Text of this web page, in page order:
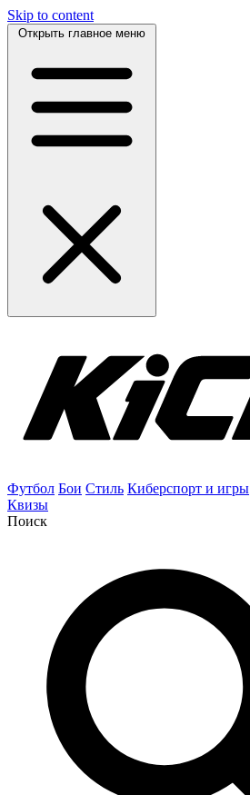
Skip to content
Открыть главное меню
Футбол Бои Стиль Киберспорт и игры
Квизы
Поиск